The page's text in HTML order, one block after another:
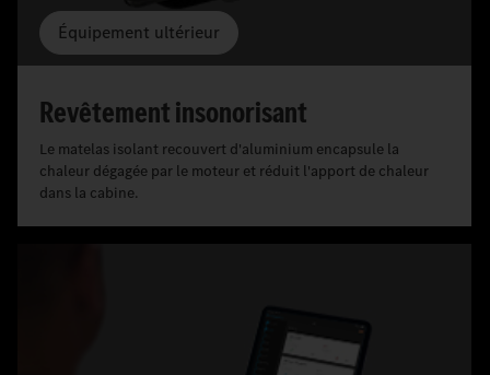
Équipement ultérieur
Revêtement insonorisant
Le matelas isolant recouvert d'aluminium encapsule la
chaleur dégagée par le moteur et réduit l'apport de chaleur
dans la cabine.